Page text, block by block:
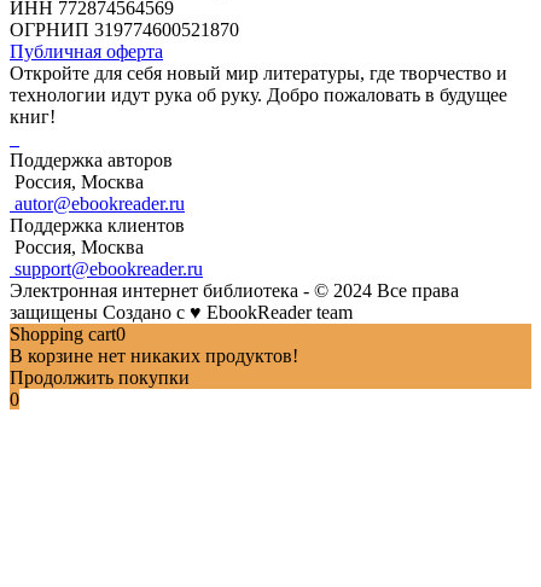
ИНН 772874564569
ОГРНИП 319774600521870
Публичная оферта
Откройте для себя новый мир литературы, где творчество и
технологии идут рука об руку. Добро пожаловать в будущее
книг!
Поддержка авторов
Россия, Москва
autor@ebookreader.ru
Поддержка клиентов
Россия, Москва
support@ebookreader.ru
Электронная интернет библиотека - © 2024 Все права
защищены Создано с ♥ EbookReader team
Shopping cart0
В корзине нет никаких продуктов!
Продолжить покупки
0